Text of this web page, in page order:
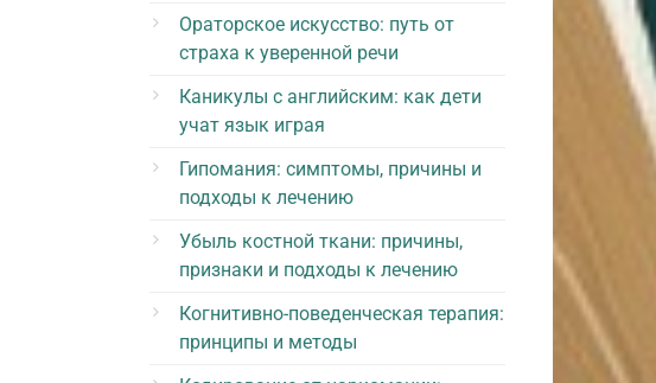
Ораторское искусство: путь от
страха к уверенной речи
Каникулы с английским: как дети
учат язык играя
Гипомания: симптомы, причины и
подходы к лечению
Убыль костной ткани: причины,
признаки и подходы к лечению
Когнитивно-поведенческая терапия:
принципы и методы